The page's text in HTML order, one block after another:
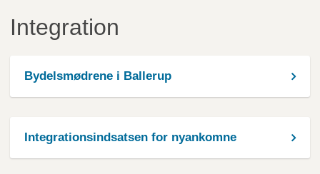
Integration
Bydelsmødrene i Ballerup
Integrationsindsatsen for nyankomne